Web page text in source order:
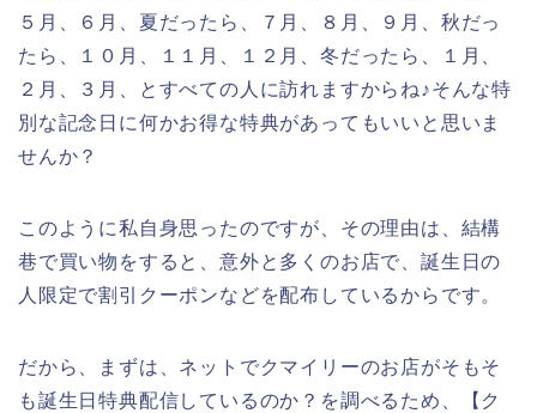
５月、６月、夏だったら、７月、８月、９月、秋だっ
たら、１０月、１１月、１２月、冬だったら、１月、
２月、３月、とすべての人に訪れますからね♪そんな特
別な記念日に何かお得な特典があってもいいと思いま
せんか？
このように私自身思ったのですが、その理由は、結構
巷で買い物をすると、意外と多くのお店で、誕生日の
人限定で割引クーポンなどを配布しているからです。
だから、まずは、ネットでクマイリーのお店がそもそ
も誕生日特典配信しているのか？を調べるため、【ク